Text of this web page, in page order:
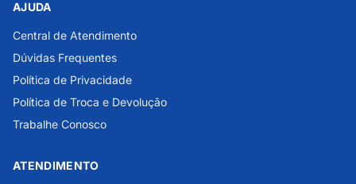
AJUDA
Central de Atendimento
Dúvidas Frequentes
Política de Privacidade
Política de Troca e Devolução
Trabalhe Conosco
ATENDIMENTO